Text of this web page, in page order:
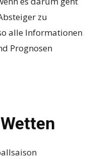
zu
alle Informationen
Prognosen